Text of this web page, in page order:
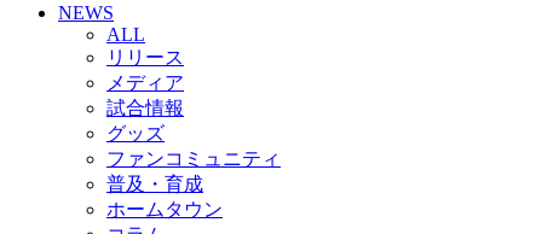
ボランティアチーム「volundeer」
ビクトリーロード
HOMEGAME
観戦ルール＆マナー
ホームゲーム運営管理規定
Jリーグ運営管理規定
写真・動画使用ガイドライン
ロートフィールド奈良
SCHEDULE
NEWS
ALL
リリース
メディア
試合情報
グッズ
ファンコミュニティ
普及・育成
ホームタウン